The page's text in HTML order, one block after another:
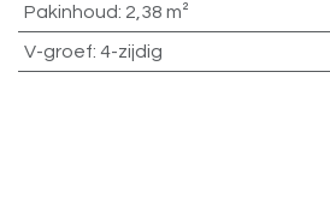
Pakinhoud: 2,38 m²
V-groef: 4-zijdig